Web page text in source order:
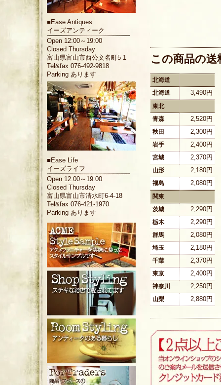
この商品の
北海道
北海道
3,490円
東北
青森
2,520円
秋田 2,300円
岩手 2,400円
宮城 2,370円
山形 2,180円
福島 2,080円
関東
茨城
2,290円
栃木 2,290円
群馬 2,080円
埼玉 2,180円
千葉 2,370円
東京 2,400円
神奈川 2,250円
山梨 2,880円
■ Ease Antiques
イーズアンティーク
Open 12:00～19:00
Closed Thursday
富山県富山市西公文名町5-1
Tel&fax 076-492-9818
Parking あります
■ Ease Life
イーズライフ
Open 12:00～19:00
Closed Thursday
富山県富山市清水町6-4-18
Tel&fax 076-421-1970
Parking あります